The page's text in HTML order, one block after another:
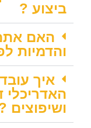
ביצוע ?
האם
והדמיות
איך
האדריכלי
ושיפוצים